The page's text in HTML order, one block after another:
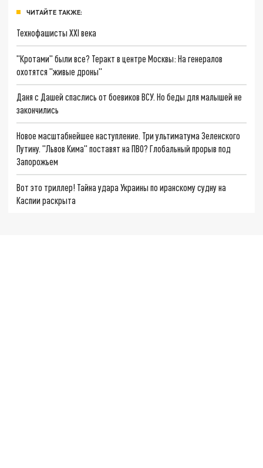
ЧИТАЙТЕ ТАКЖЕ:
Технофашисты XXI века
"Кротами" были все? Теракт в центре Москвы: На генералов
охотятся "живые дроны"
Даня с Дашей спаслись от боевиков ВСУ. Но беды для малышей не
закончились
Новое масштабнейшее наступление. Три ультиматума Зеленского
Путину. "Львов Кима" поставят на ПВО? Глобальный прорыв под
Запорожьем
Вот это триллер! Тайна удара Украины по иранскому судну на
Каспии раскрыта